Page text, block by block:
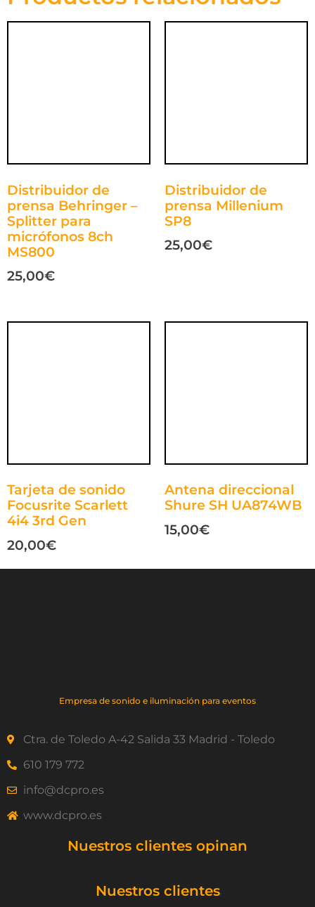
Distribuidor de
prensa Behringer –
Splitter para
micrófonos 8ch
MS800
25,00€
Distribuidor de
prensa Millenium
SP8
25,00€
Tarjeta de sonido
Focusrite Scarlett
4i4 3rd Gen
20,00€
Antena direccional
Shure SH UA874WB
15,00€
Empresa de sonido e iluminación para eventos
Ctra. de Toledo A-42 Salida 33 Madrid - Toledo
610 179 772
info@dcpro.es
www.dcpro.es
Nuestros clientes opinan
Nuestros clientes